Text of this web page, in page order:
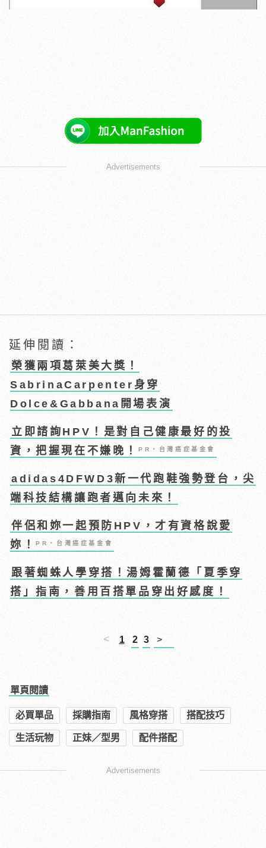
Advertisements
延伸閱讀：
榮獲兩項葛萊美大獎！
SabrinaCarpenter身穿
Dolce&Gabbana開場表演
立即諮詢HPV！是對自己健康最好的投
資，把握現在不嫌晚！PR・台灣癌症基金會
adidas4DFWD3新一代跑鞋強勢登台，尖
端科技結構讓跑者邁向未來！
伴侶和妳一起預防HPV，才有資格說愛
妳！PR・台灣癌症基金會
跟著蜘蛛人學穿搭！湯姆霍蘭德「夏季穿
搭」指南，善用百搭單品穿出好感度！
< 1 2 3 >
單頁閱讀
必買單品 採購指南 風格穿搭 搭配技巧
生活玩物 正妹／型男 配件搭配
Advertisements